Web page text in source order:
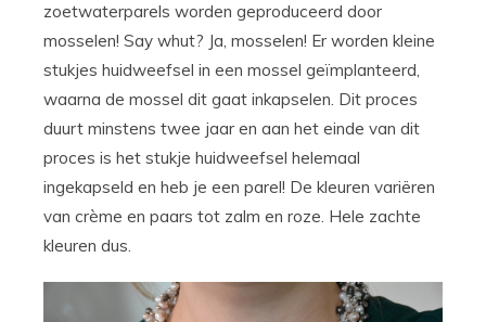
zoetwaterparels worden geproduceerd door
mosselen! Say whut? Ja, mosselen! Er worden kleine
stukjes huidweefsel in een mossel geïmplanteerd,
waarna de mossel dit gaat inkapselen. Dit proces
duurt minstens twee jaar en aan het einde van dit
proces is het stukje huidweefsel helemaal
ingekapseld en heb je een parel! De kleuren variëren
van crème en paars tot zalm en roze. Hele zachte
kleuren dus.